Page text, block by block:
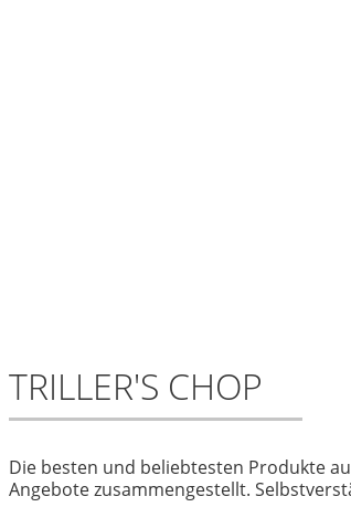
TRILLER'S CHOP
Die besten und beliebtesten Produkte
Angebote zusammengestellt.